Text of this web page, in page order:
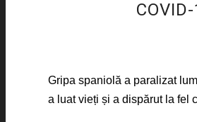
Gripa spaniolă a paralizat
a luat vieți și a dispărut la fel